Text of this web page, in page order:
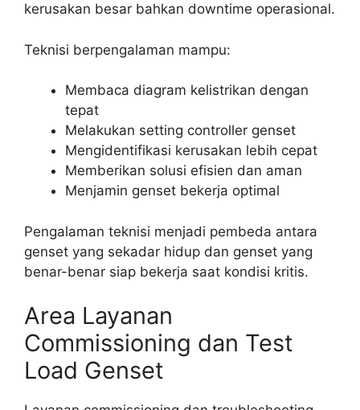
kerusakan besar bahkan downtime operasional.
Teknisi berpengalaman mampu:
Membaca diagram kelistrikan dengan
tepat
Melakukan setting controller genset
Mengidentifikasi kerusakan lebih cepat
Memberikan solusi efisien dan aman
Menjamin genset bekerja optimal
Pengalaman teknisi menjadi pembeda antara
genset yang sekadar hidup dan genset yang
benar-benar siap bekerja saat kondisi kritis.
Area Layanan
Commissioning dan Test
Load Genset